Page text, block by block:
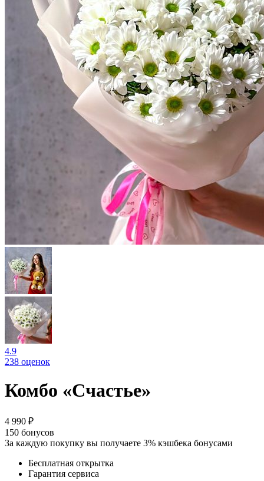
4.9
238 оценок
Комбо «Счастье»
4 990 ₽
150 бонусов
За каждую покупку вы получаете 3% кэшбека бонусами
Бесплатная открытка
Гарантия сервиса